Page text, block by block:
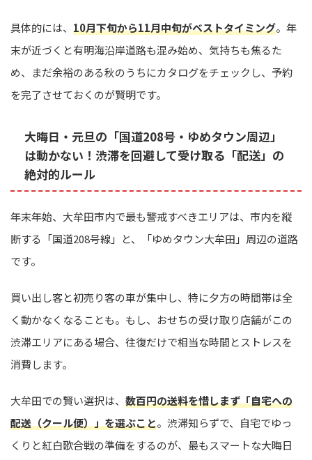
具体的には、 10月下旬から11月中旬がベストタイミング。年
末が近づくと有明海沿岸道路も混み始め、気持ちも焦るた
め、まだ余裕のある秋のうちにカタログをチェックし、予約
を完了させておくのが賢明です。
大晦日・元旦の「国道208号・ゆめタウン周辺」
は動かない！渋滞を回避して受け取る「配送」の
絶対的ルール
年末年始、大牟田市内で最も警戒すべきエリアは、市内を縦
断する「国道208号線」と、「ゆめタウン大牟田」周辺の道路
です。
買い出し客と初売り客の車が集中し、特に夕方の時間帯は全
く動かなくなることも。もし、おせちの受け取り店舗がこの
渋滞エリアにある場合、往復だけで相当な時間とストレスを
消費します。
大牟田での賢い選択は、 数百円の送料を惜しまず「自宅への
配送（クール便）」を選ぶこと。渋滞知らずで、自宅でゆっ
くりと紅白歌合戦の準備をするのが、最もスマートな大晦日